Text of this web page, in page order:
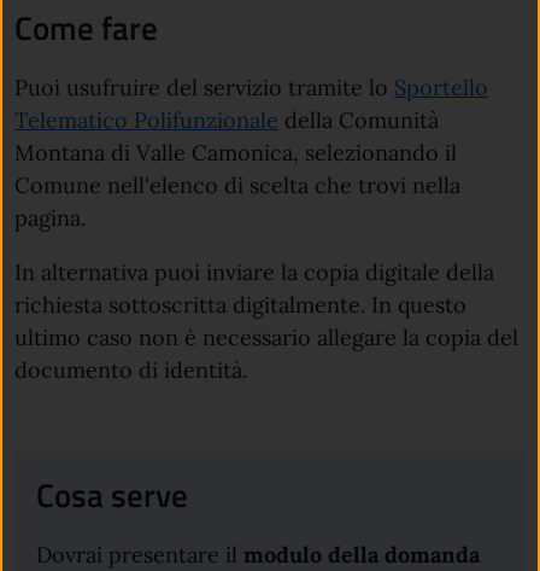
Come fare
Puoi usufruire del servizio tramite lo Sportello
Telematico Polifunzionale della Comunità
Montana di Valle Camonica, selezionando il
Comune nell'elenco di scelta che trovi nella
pagina.
In alternativa puoi inviare la copia digitale della
richiesta sottoscritta digitalmente. In questo
ultimo caso non è necessario allegare la copia del
documento di identità.
Cosa serve
Dovrai presentare il modulo della domanda